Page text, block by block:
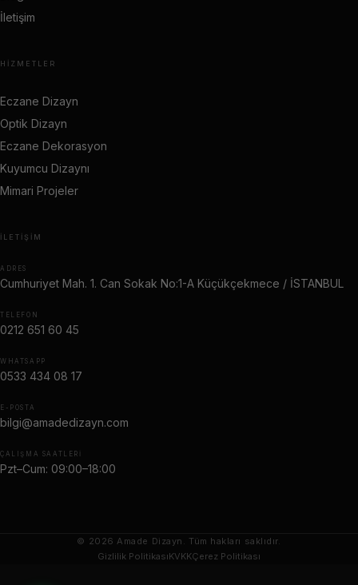
İletişim
HIZMETLER
Eczane Dizayn
Optik Dizayn
Eczane Dekorasyon
Kuyumcu Dizaynı
Mimari Projeler
İLETIŞIM
ADRES
Cumhuriyet Mah. 1. Can Sokak No:1-A Küçükçekmece / İSTANBUL
TELEFON
0212 651 60 45
WHATSAPP
0533 434 08 17
E-POSTA
bilgi@amadedizayn.com
ÇALIŞMA SAATLERI
Pzt–Cum: 09:00–18:00
© 2026 Amade Dizayn. Tüm hakları saklıdır.
Gizlilik PolitikasıKVKKÇerez Politikası